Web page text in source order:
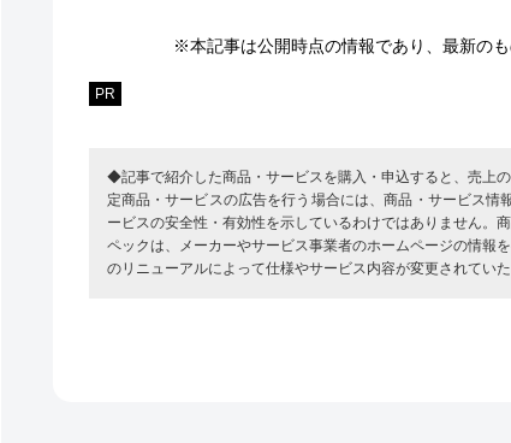
※本記事は公開時点の情報であり、最新の
PR
◆記事で紹介した商品・サービスを購入・申込すると、売上
定商品・サービスの広告を行う場合には、商品・サービス
ービスの安全性・有効性を示しているわけではありません
ペックは、メーカーやサービス事業者のホームページの情
のリニューアルによって仕様やサービス内容が変更されてい